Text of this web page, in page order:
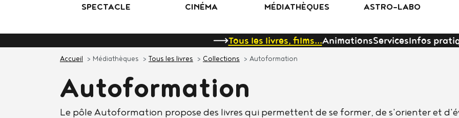
SPECTACLE CINÉMA MÉDIATHÈQUES ASTRO-LABO
Tous les livres, films...AnimationsServicesInfos
Accueil Médiathèques Tous les livres Collections Autoformation
Autoformation
Le pôle Autoformation propose des livres qui permettent de se former, de s'orienter et